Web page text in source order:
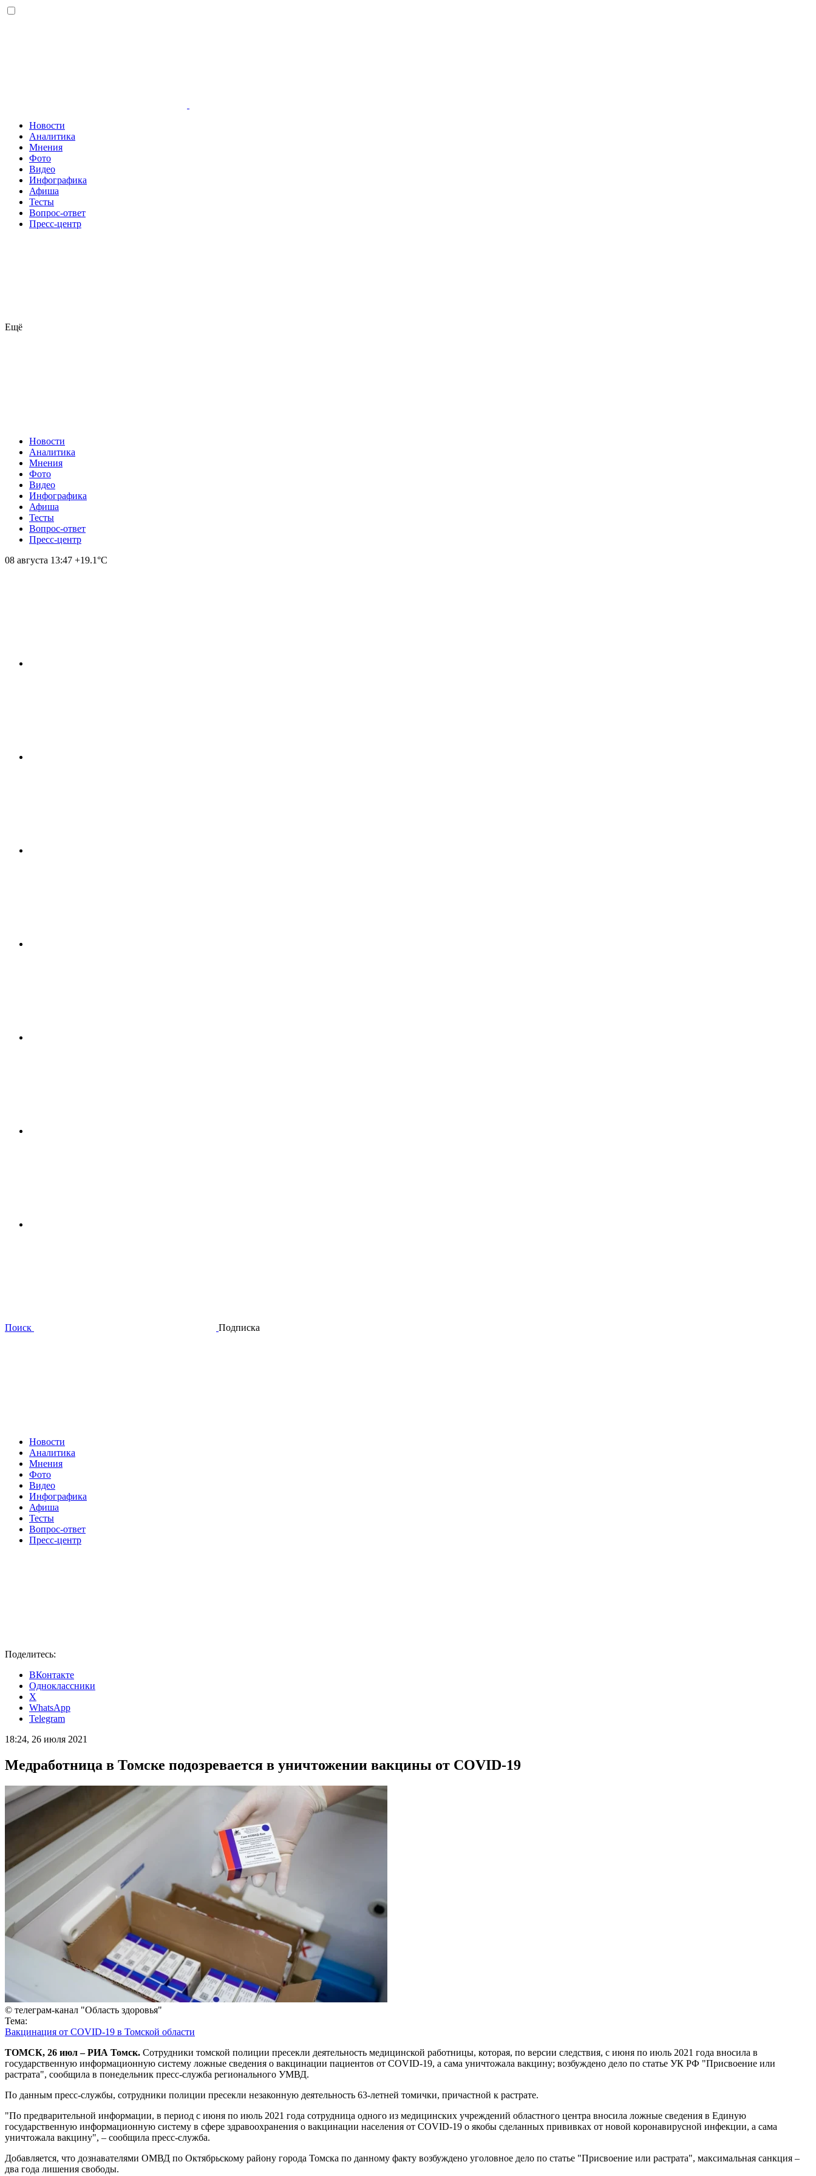
Новости
Аналитика
Мнения
Фото
Видео
Инфографика
Афиша
Тесты
Вопрос-ответ
Пресс-центр
Ещё
Новости
Аналитика
Мнения
Фото
Видео
Инфографика
Афиша
Тесты
Вопрос-ответ
Пресс-центр
08 августа 13:47 +19.1°С
Поиск Подписка
Новости
Аналитика
Мнения
Фото
Видео
Инфографика
Афиша
Тесты
Вопрос-ответ
Пресс-центр
Поделитесь:
ВКонтакте
Одноклассники
X
WhatsApp
Telegram
18:24, 26 июля 2021
Медработница в Томске подозревается в уничтожении вакцины от COVID-19
© телеграм-канал "Область здоровья"
Тема:
Вакцинация от COVID-19 в Томской области
ТОМСК, 26 июл – РИА Томск. Сотрудники томской полиции пресекли деятельность медицинской работницы, которая, по версии следствия, с июня по июль 2021 года вносила в
государственную информационную систему ложные сведения о вакцинации пациентов от COVID-19, а сама уничтожала вакцину; возбуждено дело по статье УК РФ "Присвоение или
растрата", сообщила в понедельник пресс-служба регионального УМВД.
По данным пресс-службы, сотрудники полиции пресекли незаконную деятельность 63-летней томички, причастной к растрате.
"По предварительной информации, в период с июня по июль 2021 года сотрудница одного из медицинских учреждений областного центра вносила ложные сведения в Единую
государственную информационную систему в сфере здравоохранения о вакцинации населения от COVID-19 о якобы сделанных прививках от новой коронавирусной инфекции, а сама
уничтожала вакцину", – сообщила пресс-служба.
Добавляется, что дознавателями ОМВД по Октябрьскому району города Томска по данному факту возбуждено уголовное дело по статье "Присвоение или растрата", максимальная санкция –
два года лишения свободы.